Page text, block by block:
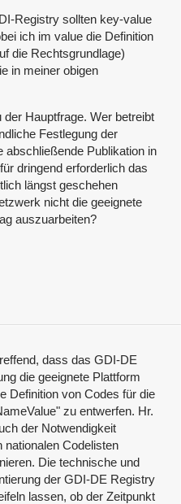
Registry sollten key-value
ich im value die Definition
die Rechtsgrundlage)
in meiner obigen
Hauptfrage. Wer betreibt
Festlegung der
abschließende Publikation in
dringend erforderlich das
längst geschehen
nicht die geeignete
auszuarbeiten?
dass das GDI-DE
die geeignete Plattform
Definition von Codes für die
zu entwerfen. Hr.
der Notwendigkeit
nationalen Codelisten
Die technische und
der GDI-DE Registry
lassen, ob der Zeitpunkt